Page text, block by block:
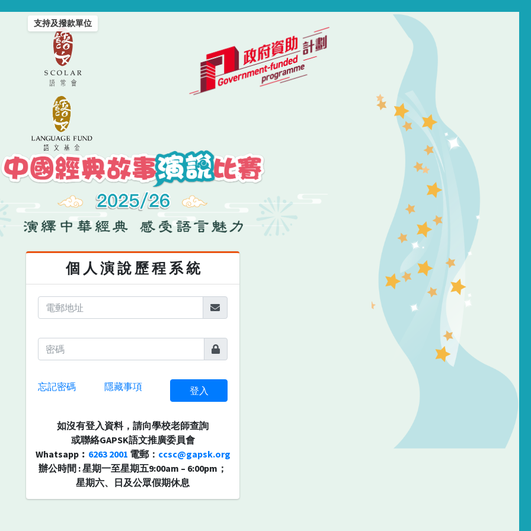
支持及撥款單位
個 人 演 說 歷 程 系 統
忘記密碼 隱藏事項 登入
如沒有登入資料，請向學校老師查詢
或聯絡GAPSK語文推廣委員會
Whatsapp︰ 6263 2001 電郵： ccsc@gapsk.org
辦公時間 : 星期一至星期五9:00am – 6:00pm；
星期六、日及公眾假期休息